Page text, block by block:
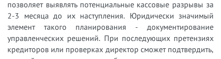
позволяет выявлять потенциальные кассовые разрывы за
2-3 месяца до их наступления. Юридически значимый
элемент такого планирования - документирование
управленческих решений. При последующих претензиях
кредиторов или проверках директор сможет подтвердить,